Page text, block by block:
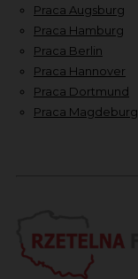
Praca Augsburg
Praca Hamburg
Praca Berlin
Praca Hannover
Praca Dortmund
Praca Magdeburg